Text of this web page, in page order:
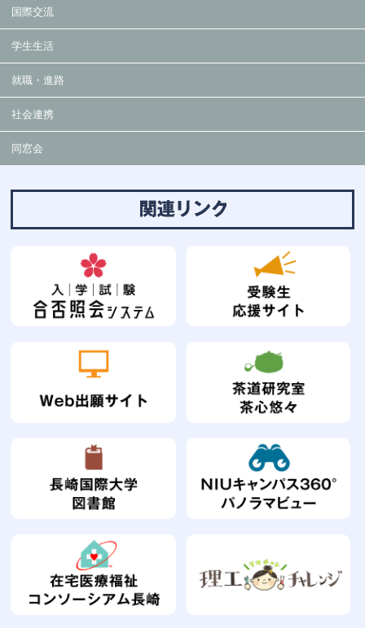
国際交流
学生生活
就職・進路
社会連携
同窓会